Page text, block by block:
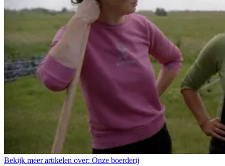
Bekijk meer artikelen over: Onze boerderij